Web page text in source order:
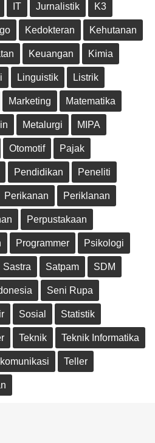
IT Jurnalistik K3
Kedokteran Kehutanan
Keuangan Kimia
Linguistik Listrik
Marketing Matematika
Metalurgi MIPA
Otomotif Pajak
Pendidikan Peneliti
Perikanan Periklanan
Perpustakaan
Programmer Psikologi
Sastra Satpam SDM
Seni Rupa
Sosial Statistik
Teknik Teknik Informatika
Teller